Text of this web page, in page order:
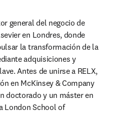
general del negocio de
en Londres, donde
la transformación de la
adquisiciones y
Antes de unirse a RELX,
en McKinsey & Company
doctorado y un máster en
London School of